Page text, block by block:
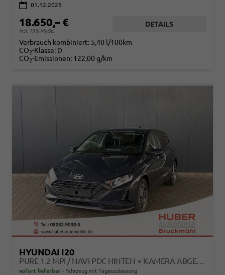
01.12.2025
18.650,– €
incl. 19% MwSt.
DETAILS
Verbrauch kombiniert: 5,40 l/100km
CO2-Klasse: D
CO2-Emissionen: 122,00 g/km
HYUNDAI I20
PURE 1.2 MPI / NAVI PDC HINTEN + KAMERA ABGEDUNKELTE SCHEIBEN TEMPOMAT ALU 16"
sofort lieferbar Fahrzeug mit Tageszulassung